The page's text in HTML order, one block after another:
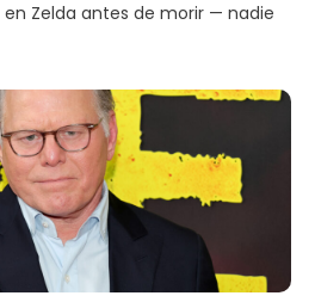
en Zelda antes de morir — nadie